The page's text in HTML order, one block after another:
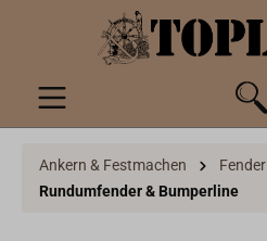
springen
Ankern & Festmachen
Fender
Rundumfender & Bumperline